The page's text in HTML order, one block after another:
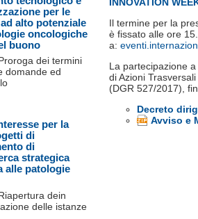
Il termine per la
è fissato alle ore
a:
La partecipazione
di Azioni
(DGR 527/2017),
Decreto
Avviso e
per le
alto potenziale
oncologiche
buono
dei termini
domande ed
per la
di
di
strategica
alle patologie
dein
delle istanze